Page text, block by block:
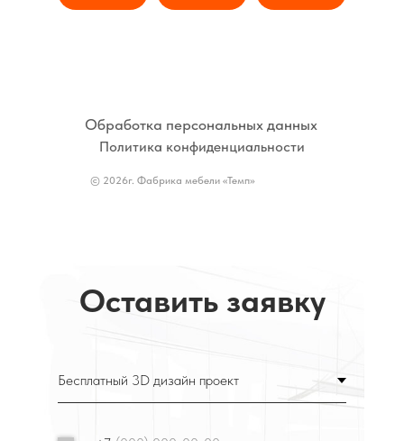
Политика конфиденциальности
Обработка персональных данных
© 2026г. Фабрика мебели «Темп»
Оставить заявку